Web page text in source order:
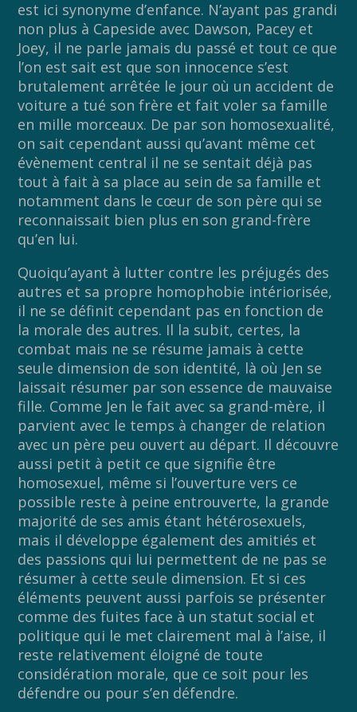
est ici synonyme d’enfance. N’ayant pas grandi
non plus à Capeside avec Dawson, Pacey et
Joey, il ne parle jamais du passé et tout ce que
l’on est sait est que son innocence s’est
brutalement arrêtée le jour où un accident de
voiture a tué son frère et fait voler sa famille
en mille morceaux. De par son homosexualité,
on sait cependant aussi qu’avant même cet
évènement central il ne se sentait déjà pas
tout à fait à sa place au sein de sa famille et
notamment dans le cœur de son père qui se
reconnaissait bien plus en son grand-frère
qu’en lui.
Quoiqu’ayant à lutter contre les préjugés des
autres et sa propre homophobie intériorisée,
il ne se définit cependant pas en fonction de
la morale des autres. Il la subit, certes, la
combat mais ne se résume jamais à cette
seule dimension de son identité, là où Jen se
laissait résumer par son essence de mauvaise
fille. Comme Jen le fait avec sa grand-mère, il
parvient avec le temps à changer de relation
avec un père peu ouvert au départ. Il découvre
aussi petit à petit ce que signifie être
homosexuel, même si l’ouverture vers ce
possible reste à peine entrouverte, la grande
majorité de ses amis étant hétérosexuels,
mais il développe également des amitiés et
des passions qui lui permettent de ne pas se
résumer à cette seule dimension. Et si ces
éléments peuvent aussi parfois se présenter
comme des fuites face à un statut social et
politique qui le met clairement mal à l’aise, il
reste relativement éloigné de toute
considération morale, que ce soit pour les
défendre ou pour s’en défendre.